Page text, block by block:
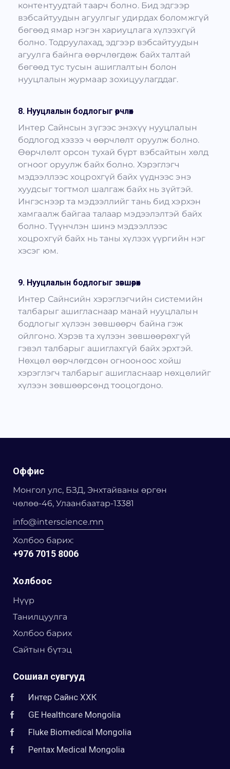
контентуудтай таарч болно. Бид эдгээр
вэбсайтуудын агуулгыг удирдах боломжгүй
бөгөөд ямар нэгэн хариуцлага хүлээхгүй
болно. Тодруулахад, эдгээр вэбсайтуудын
агуулга байнга өөрчлөгдөж байх талтай
бөгөөд тус тусын ашиглалтын болон
нууцлалын журмаар зохицуулагддаг.
8. Нууцлалын бодлогыг өөрчлөх
Интер Сайнсын зүгээс энэхүү нууцлалын
бодлогод хэзээ ч өөрчлөлт оруулж болно.
Өөрчлөлт орсон тухай бүрт вэбсайтын хөлд
огноог оруулж байх болно. Хэрэглэгч
мэдээллээс хоцрохгүй байх үүднээс энэ
хуудсыг тогтмол шалгаж байх нь зүйтэй.
Ингэснээр та мэдээллийг тань бид хэрхэн
хамгаалж байгаа талаар мэдээлэлтэй байх
болно. Түүнчлэн шинэ мэдээллээс
хоцрохгүй байх нь таны хүлээх үүргийн нэг
хэсэг юм.
9. Нууцлалын бодлогыг зөвшөөрөх
Интер Сайнсийн хэрэглэгчийн системийн
талбарыг ашигласнаар манай нууцлалын
бодлогыг хүлээн зөвшөөрч байна гэж
ойлгоно. Хэрэв та хүлээн зөвшөөрөхгүй
гэвэл талбарыг ашиглахгүй байх эрхтэй.
Нөхцөл өөрчлөгдсөн огнооноос хойш
хэрэглэгч талбарыг ашигласнаар нөхцөлийг
хүлээн зөвшөөрсөнд тооцогдоно.
Оффис
Монгол улс, БЗД, Энхтайваны өргөн
чөлөө-46, Улаанбаатар-13381
info@interscience.mn
Холбоо барих:
+976 7015 8006
Холбоос
Нүүр
Танилцуулга
Холбоо барих
Сайтын бүтэц
Сошиал сувгууд
Интер Сайнс ХХК
GE Healthcare Mongolia
Fluke Biomedical Mongolia
Pentax Medical Mongolia